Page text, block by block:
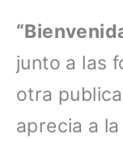
junto a las
otra
aprecia a